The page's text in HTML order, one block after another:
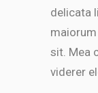
delicata
sit. Mea
viderer